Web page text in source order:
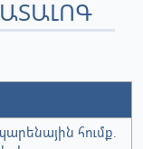
հումք.